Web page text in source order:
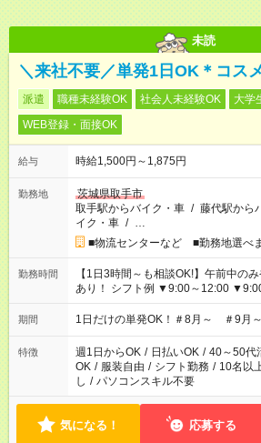
未読
＼来社不要／単発1日OK＊コス
派遣 職種未経験OK 社会人未経験OK 大学
WEB登録・面接OK
給与 時給1,500円～1,875円
勤務地
茨城県取手市
取手駅からバイク・車 / 藤代駅から
イク・車 / …
■物流センターなど ■勤務地選べ
勤務時間
【1日3時間～も相談OK!】午前中の
あり！ シフト例 ▼9:00～12:00
▼18:00～21:00
期間 1日だけの単発OK！＃8月～ ＃9月～
特徴 週1日からOK / 日払いOK / 40～50代
OK / 服装自由 / シフト勤務 / 10名以
し / パソコンスキル不要
気になる！ 応募する